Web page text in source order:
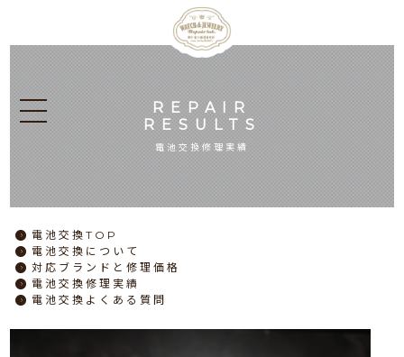
REPAIR
RESULTS
電池交換修理実績
電池交換TOP
電池交換 について
対応ブランドと修理価格
電池交換修理実績
電池交換 よくある質問